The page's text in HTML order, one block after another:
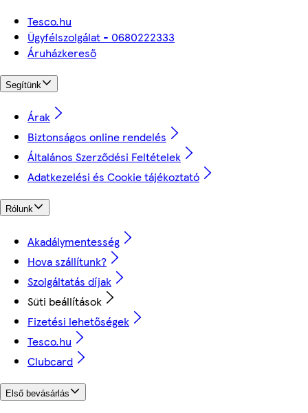
Tesco.hu
Ügyfélszolgálat - 0680222333
Áruházkereső
Segítünk
Árak
Biztonságos online rendelés
Általános Szerződési Feltételek
Adatkezelési és Cookie tájékoztató
Rólunk
Akadálymentesség
Hova szállítunk?
Szolgáltatás díjak
Süti beállítások
Fizetési lehetőségek
Tesco.hu
Clubcard
Első bevásárlás